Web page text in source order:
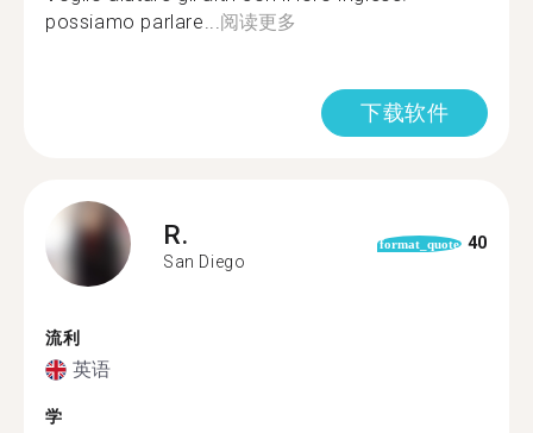
possiamo parlare... 阅读更多
下载软件
R.
San Diego
format_quote 40
流利
英语
学